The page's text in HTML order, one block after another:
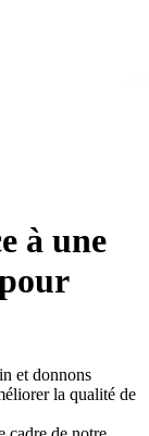
à une
et donnons
la qualité de